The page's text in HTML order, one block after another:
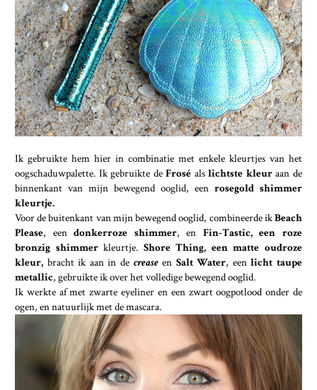
Ik gebruikte hem hier in combinatie met enkele kleurtjes van het
oogschaduwpalette. Ik gebruikte deFrosé alslichtste kleuraan de
binnenkant van mijn bewegend ooglid, een rosegold shimmer
kleurtje.
Voor de buitenkant van mijn bewegend ooglid, combineerde ikBeach
Please, eendonkerroze shimmer, en Fin-Tastic, een roze
bronzig shimmerkleurtje. Shore Thing, een matte oudroze
kleur, bracht ik aan in de creaseen Salt Water, eenlicht taupe
metallic, gebruikte ik over het volledige bewegend ooglid.
Ik werkte af met zwarte eyeliner en een zwart oogpotlood onder de
ogen, en natuurlijk met de mascara.